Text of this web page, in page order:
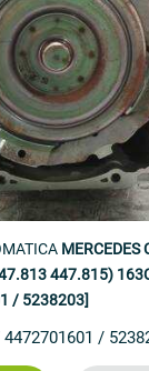
MERCEDES
447.815)
/ 5238203]
/